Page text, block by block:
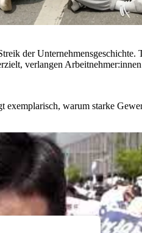
der
verlangen
warum starke